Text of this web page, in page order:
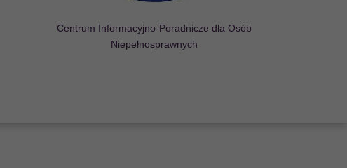
Centrum Informacyjno-Poradnicze dla Osób
Niepełnosprawnych